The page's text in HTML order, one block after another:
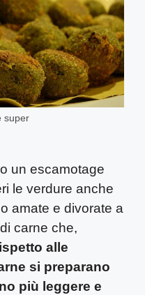
super
un escamotage
le verdure anche
amate e divorate a
carne che,
alle
si preparano
più leggere e